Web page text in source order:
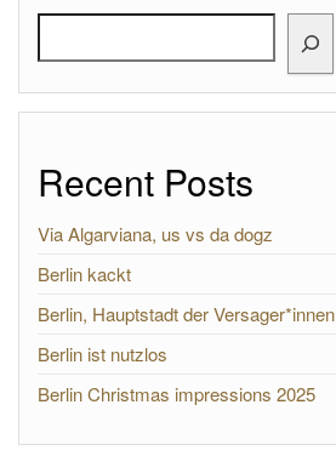
Recent Posts
Via Algarviana, us vs da dogz
Berlin kackt
Berlin, Hauptstadt der Versager*innen
Berlin ist nutzlos
Berlin Christmas impressions 2025